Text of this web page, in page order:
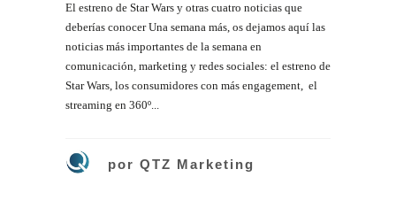
El estreno de Star Wars y otras cuatro noticias que
deberías conocer Una semana más, os dejamos aquí las
noticias más importantes de la semana en
comunicación, marketing y redes sociales: el estreno de
Star Wars, los consumidores con más engagement, el
streaming en 360º...
por QTZ Marketing